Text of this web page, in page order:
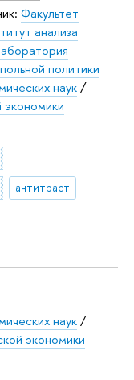
Факультет
анализа
политики
наук/
антитраст
наук/
экономики